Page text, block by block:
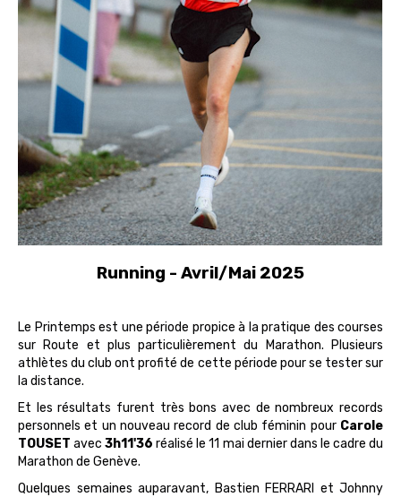
Running - Avril/Mai 2025
Le Printemps est une période propice à la pratique des courses
sur Route et plus particulièrement du Marathon. Plusieurs
athlètes du club ont profité de cette période pour se tester sur
la distance.
Et les résultats furent très bons avec de nombreux records
personnels et un nouveau record de club féminin pour Carole
TOUSET avec3h11'36 réalisé le 11 mai dernier dans le cadre du
Marathon de Genève.
Quelques semaines auparavant, Bastien FERRARI et Johnny